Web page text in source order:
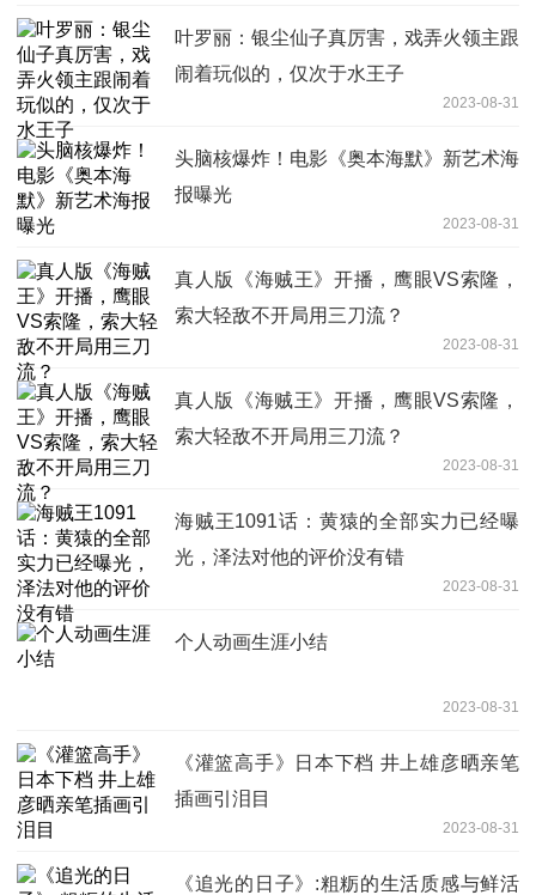
叶罗丽：银尘仙子真厉害，戏弄火领主跟
闹着玩似的，仅次于水王子
2023-08-31
头脑核爆炸！电影《奥本海默》新艺术海
报曝光
2023-08-31
真人版《海贼王》开播，鹰眼VS索隆，
索大轻敌不开局用三刀流？
2023-08-31
真人版《海贼王》开播，鹰眼VS索隆，
索大轻敌不开局用三刀流？
2023-08-31
海贼王1091话：黄猿的全部实力已经曝
光，泽法对他的评价没有错
2023-08-31
个人动画生涯小结
2023-08-31
《灌篮高手》日本下档 井上雄彦晒亲笔
插画引泪目
2023-08-31
《追光的日子》:粗粝的生活质感与鲜活